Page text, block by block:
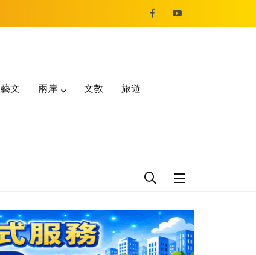
藝文 兩岸 文教 旅遊